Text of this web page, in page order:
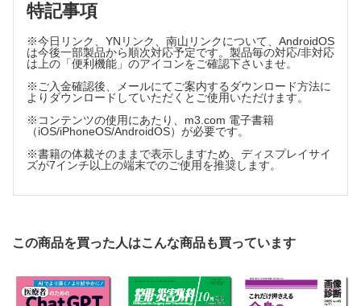
特記事項
※今日リンク、YNリンク、南山リンクについて、AndroidOS
は今後一部製品から順次対応予定です。製品毎の対応/非対応
は上の「便利機能」のアイコンをご確認下さいませ。
※ご入金確認後、メールにてご案内するダウンロード方法に
よりダウンロードしていただくとご使用いただけます。
※コンテンツの使用にあたり、m3.com 電子書籍
（iOS/iPhoneOS/AndroidOS）が必要です。
※書籍の体裁そのままで表示しますため、ディスプレイサイ
ズが7インチ以上の端末でのご使用を推奨します。
この商品を買った人はこんな商品も買っています